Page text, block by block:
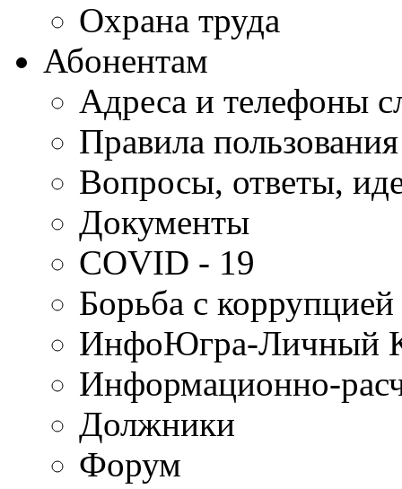
Охрана труда
Абонентам
Адреса и телефоны
Правила
Вопросы, ответы,
Документы
COVID - 19
Борьба с
ИнфоЮгра-Личный
Информационно-
Должники
Форум